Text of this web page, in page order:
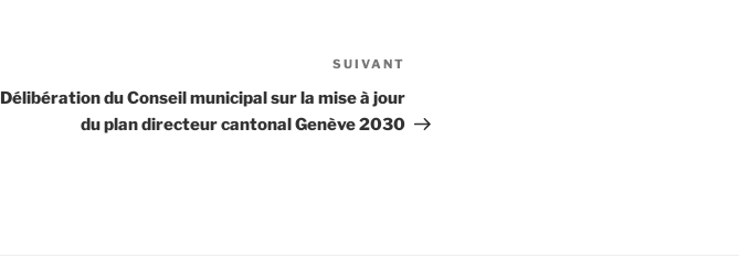
suivant
SUIVANT
Délibération du Conseil municipal sur la mise à jour
du plan directeur cantonal Genève 2030